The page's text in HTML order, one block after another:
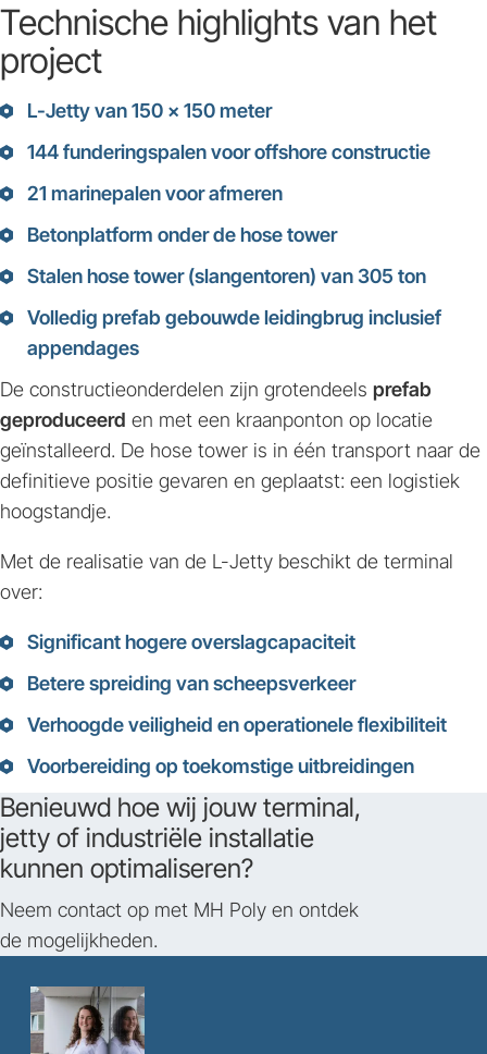
Technische highlights van het
project
L-Jetty van150 x 150 meter
144 funderingspalenvoor offshore constructie
21 marinepalenvoor afmeren
Betonplatform onder de hose tower
Stalenhose tower (slangentoren) van 305 ton
Volledig prefab gebouwde leidingbrug inclusief
appendages
De constructieonderdelen zijn grotendeels prefab
geproduceerd en met een kraanponton op locatie
geïnstalleerd. De hose tower is in één transport naar de
definitieve positie gevaren en geplaatst: een logistiek
hoogstandje.
Met de realisatie van de L-Jetty beschikt de terminal
over:
Significant hogere overslagcapaciteit
Betere spreiding van scheepsverkeer
Verhoogde veiligheid en operationele flexibiliteit
Voorbereiding op toekomstige uitbreidingen
Benieuwd hoe wij jouw terminal,
jetty of industriële installatie
kunnen optimaliseren?
Neem contact op met MH Poly en ontdek
de mogelijkheden.